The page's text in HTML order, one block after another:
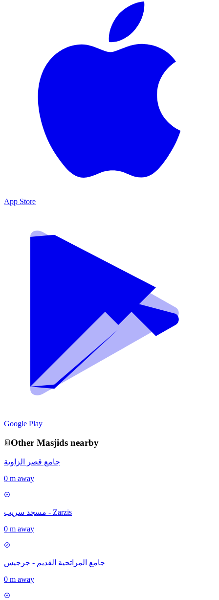
App Store
Google Play
Other Masjids nearby
جامع قصر الزاوية
0 m away
مسجد سريب - Zarzis
0 m away
جامع المراتحية القديم - جرجيس
0 m away